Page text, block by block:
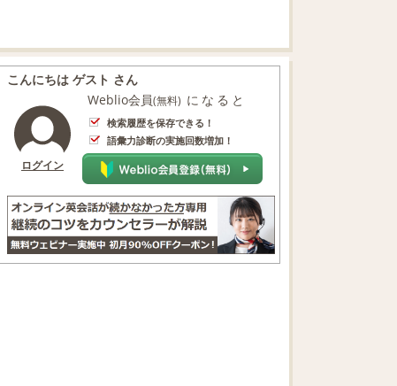
こんにちは ゲスト さん
ログイン
Weblio会員(無料) になると
検索履歴を保存できる！
語彙力診断の実施回数増加！